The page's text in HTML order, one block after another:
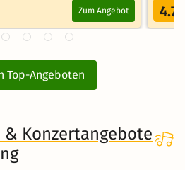
Zum Angebot 4.7
Top-Angeboten
Konzertangebote